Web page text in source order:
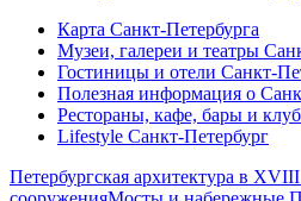
Карта Санкт-Петербурга
Музеи, галереи и театры
Гостиницы и отели Санкт-
Полезная информация о
Рестораны, кафе, бары и
Lifestyle Санкт-Петербург
Петербургская архитектура в